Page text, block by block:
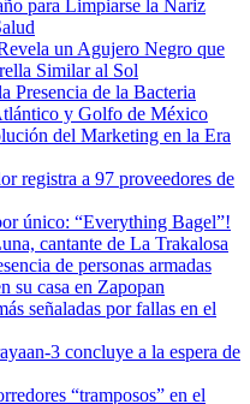
para Limpiarse la Nariz
un Agujero Negro que
Similar al Sol
Presencia de la Bacteria
y Golfo de México
del Marketing en la Era
registra a 97 proveedores de
único: “Everything Bagel”!
cantante de La Trakalosa
de personas armadas
su casa en Zapopan
señaladas por fallas en el
3 concluye a la espera de
“tramposos” en el